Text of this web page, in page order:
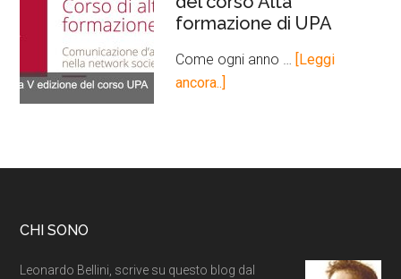
formazione di UPA
Come ogni anno …
[Leggi
ancora..]
CHI SONO
Leonardo Bellini, scrive su questo blog dal